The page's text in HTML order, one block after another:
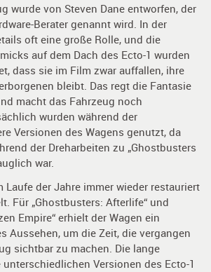
wurde von Steven Dane entworfen, der
Berater genannt wird. In der
oft eine große Rolle, und die
auf dem Dach des Ecto-1 wurden
dass sie im Film zwar auffallen, ihre
bleibt. Das regt die Fantasie
macht das Fahrzeug noch
wurden während der
Versionen des Wagens genutzt, da
der Dreharbeiten zu „Ghostbusters
war.
Laufe der Jahre immer wieder restauriert
Für „Ghostbusters: Afterlife“ und
Empire“ erhielt der Wagen ein
Aussehen, um die Zeit, die vergangen
sichtbar zu machen. Die lange
Versionen des Ecto-1